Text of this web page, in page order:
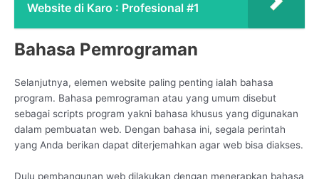
Website di Karo : Profesional #1
Bahasa Pemrograman
Selanjutnya, elemen website paling penting ialah bahasa
program. Bahasa pemrograman atau yang umum disebut
sebagai scripts program yakni bahasa khusus yang digunakan
dalam pembuatan web. Dengan bahasa ini, segala perintah
yang Anda berikan dapat diterjemahkan agar web bisa diakses.
Dulu pembangunan web dilakukan dengan menerapkan bahasa